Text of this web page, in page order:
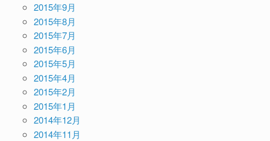
2015年9月
2015年8月
2015年7月
2015年6月
2015年5月
2015年4月
2015年2月
2015年1月
2014年12月
2014年11月